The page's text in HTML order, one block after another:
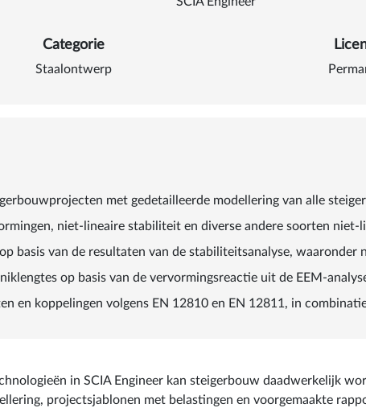
Categorie
Staalontwerp
met gedetailleerde modellering van alle
niet-lineaire stabiliteit en diverse andere soorten niet-
basis van de resultaten van de stabiliteitsanalyse, waaronder
op basis van de vervormingsreactie uit de EEM-
en koppelingen volgens EN 12810 en EN 12811, in
in SCIA Engineer kan steigerbouw daadwerkelijk
projectsjablonen met belastingen en voorgemaakte